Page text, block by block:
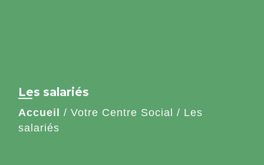
Les salariés
Accueil / Votre Centre Social / Les
salariés